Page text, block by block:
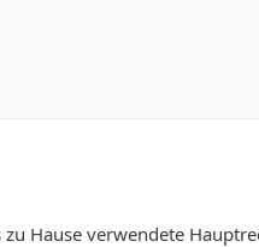
Hause verwendete